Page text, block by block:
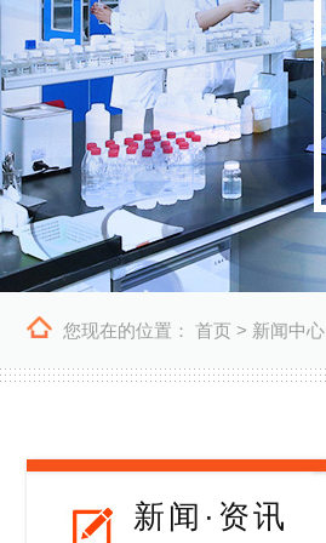
您现在的位置： 首页 > 新闻中心
新闻·资讯